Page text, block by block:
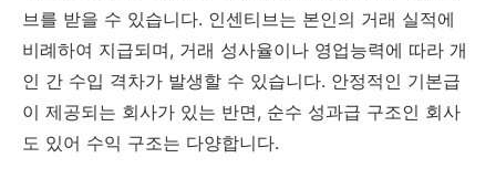
브를 받을 수 있습니다. 인센티브는 본인의 거래 실적에
비례하여 지급되며, 거래 성사율이나 영업능력에 따라 개
인 간 수입 격차가 발생할 수 있습니다. 안정적인 기본급
이 제공되는 회사가 있는 반면, 순수 성과급 구조인 회사
도 있어 수익 구조는 다양합니다.